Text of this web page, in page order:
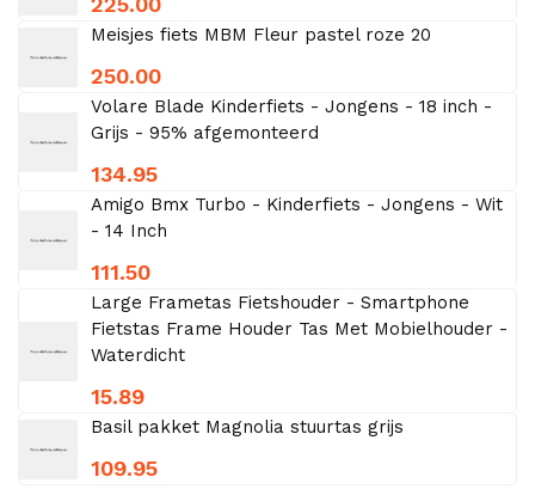
Meisjes fiets MBM Fleur pastel roze 20
250.00
Volare Blade Kinderfiets - Jongens - 18 inch -
Grijs - 95% afgemonteerd
134.95
Amigo Bmx Turbo - Kinderfiets - Jongens - Wit
- 14 Inch
111.50
Large Frametas Fietshouder - Smartphone
Fietstas Frame Houder Tas Met Mobielhouder -
Waterdicht
15.89
Basil pakket Magnolia stuurtas grijs
109.95